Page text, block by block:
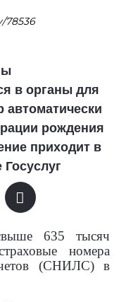
78536
в органы для
рождения
приходит в
635 тысяч
номера
(СНИЛС) в